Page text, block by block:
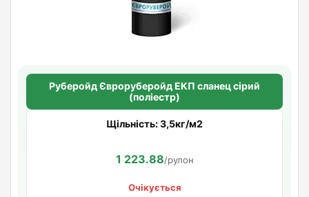
Руберойд Євроруберойд ЕКП сланец сірий
(поліестр)
Щільність: 3,5кг/м2
1 223.88/рулон
Очікується